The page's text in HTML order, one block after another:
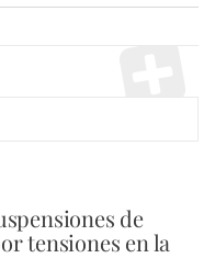
de
tensiones en la